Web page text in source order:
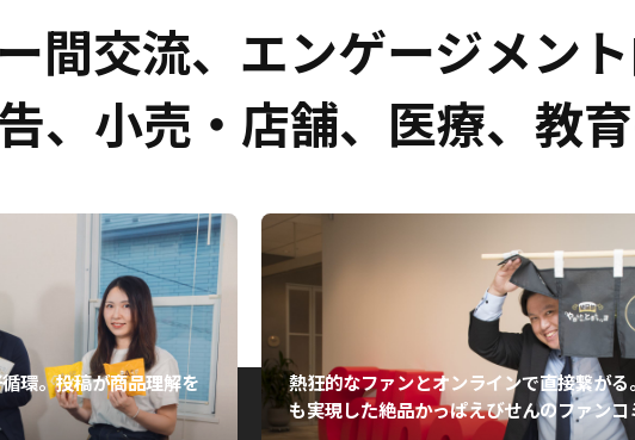
・Commune Voice
信頼を醸成する信頼起点経営基盤
・Commune CRM（旧：
SuccessHub）
・Commune for Work
間交流、エンゲージメン
、小売・店舗、医療、教
環。投稿が商品理解を
熱狂的なファンとオンラインで直接繋が
も実現した絶品かっぱえびせんのファンコ